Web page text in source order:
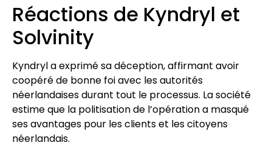
Réactions de Kyndryl et
Solvinity
Kyndryl a exprimé sa déception, affirmant avoir
coopéré de bonne foi avec les autorités
néerlandaises durant tout le processus. La société
estime que la politisation de l’opération a masqué
ses avantages pour les clients et les citoyens
néerlandais.